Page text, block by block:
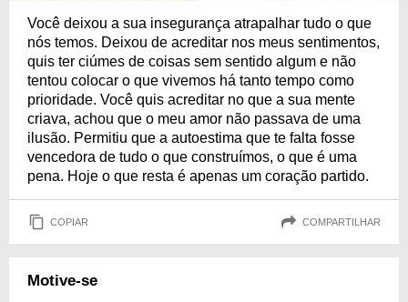
Você deixou a sua insegurança atrapalhar tudo o que
nós temos. Deixou de acreditar nos meus sentimentos,
quis ter ciúmes de coisas sem sentido algum e não
tentou colocar o que vivemos há tanto tempo como
prioridade. Você quis acreditar no que a sua mente
criava, achou que o meu amor não passava de uma
ilusão. Permitiu que a autoestima que te falta fosse
vencedora de tudo o que construímos, o que é uma
pena. Hoje o que resta é apenas um coração partido.
COPIAR COMPARTILHAR
Motive-se